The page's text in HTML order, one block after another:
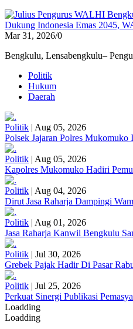
Dukung Indonesia Emas 2045,
Mar 31, 2026/0
Bengkulu, Lensabengkulu–
Politik
Hukum
Daerah
Politik | Aug 05, 2026
Polsek Jajaran Polres
Politik | Aug 05, 2026
Kapolres Mukomuko Hadiri
Politik | Aug 04, 2026
Dirut Jasa Raharja Dampingi
Politik | Aug 01, 2026
Jasa Raharja Kanwil Bengkulu
Politik | Jul 30, 2026
Grebek Pajak Hadir Di Pasar
Politik | Jul 25, 2026
Perkuat Sinergi Publikasi
Loadding
Loadding